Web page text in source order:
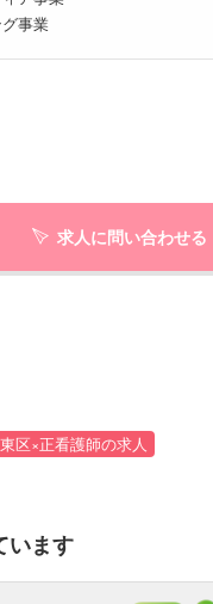
事業
求人に問い合わせる
区×正看護師の求人
います